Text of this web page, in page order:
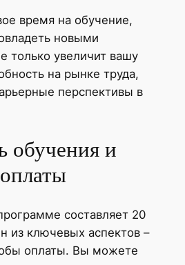
время на обучение,
новыми
только увеличит вашу
на рынке труда,
перспективы в
обучения и
составляет 20
из ключевых аспектов –
оплаты. Вы можете